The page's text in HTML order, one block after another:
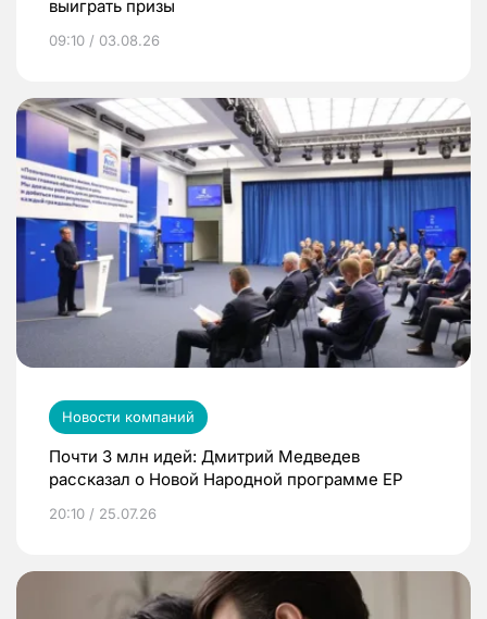
выиграть призы
09:10 / 03.08.26
Новости компаний
Почти 3 млн идей: Дмитрий Медведев
рассказал о Новой Народной программе ЕР
20:10 / 25.07.26